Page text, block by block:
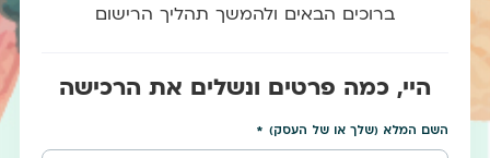
ברוכים הבאים ולהמשך תהליך הרישום
היי, כמה פרטים ונשלים את הרכישה
השם המלא (שלך או של העסק)